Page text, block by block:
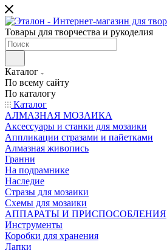
Товары для творчества и рукоделия
Каталог
По всему сайту
По каталогу
Каталог
АЛМАЗНАЯ МОЗАИКА
Аксессуары и станки для мозаики
Аппликации стразами и пайетками
Алмазная живопись
Гранни
На подрамнике
Наследие
Стразы для мозаики
Схемы для мозаики
АППАРАТЫ И ПРИСПОСОБЛЕНИЯ
Инструменты
Коробки для хранения
Лапки